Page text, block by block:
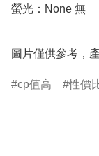
螢光：None 無
圖片僅供參考，
cp值高 性價